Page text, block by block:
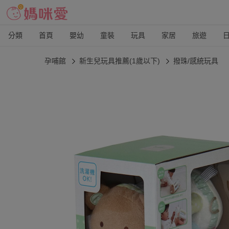
分類 首頁 嬰幼 童裝 玩具 家居 旅遊
孕哺館 新生兒玩具推薦(1歲以下) 撥珠/感統玩具